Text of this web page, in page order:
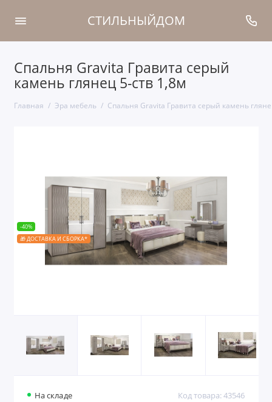
СТИЛЬНЫЙДОМ
Спальня Gravita Гравита серый
камень глянец 5-ств 1,8м
Главная Эра мебель Спальня Gravita Гравита серый камень
-40%
🎁 ДОСТАВКА И СБОРКА*
На складе Код товара: 43546